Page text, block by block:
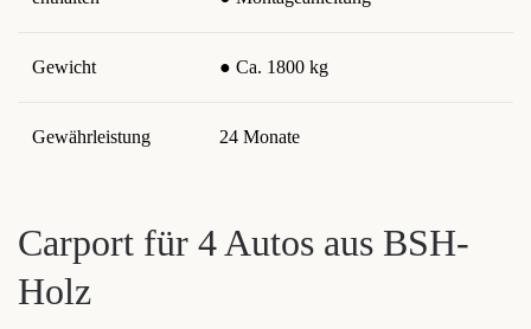
Gewicht ● Ca. 1800 kg
Gewährleistung 24 Monate
Carport für 4 Autos aus BSH-
Holz